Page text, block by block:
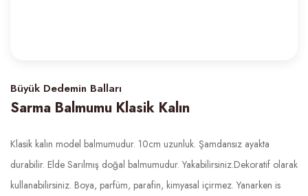
Büyük Dedemin Balları
Sarma Balmumu Klasik Kalın
Klasik kalın model balmumudur. 10cm uzunluk. Şamdansız ayakta
durabilir. Elde Sarılmış doğal balmumudur. Yakabilirsiniz.Dekoratif olarak
kullanabilirsiniz. Boya, parfüm, parafin, kimyasal içirmez. Yanarken is